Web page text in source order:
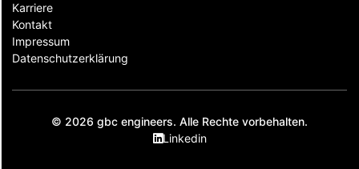
Karriere
Kontakt
Impressum
Datenschutzerklärung
© 2026 gbc engineers. Alle Rechte vorbehalten.
Linkedin